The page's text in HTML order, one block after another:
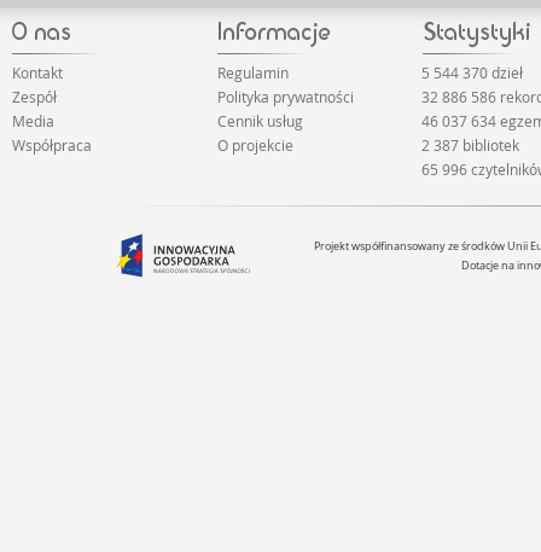
Kontakt
Zespół
Media
Współpraca
Regulamin
Polityka prywatności
Cennik usług
O projekcie
5 544 370 dzieł
32 886 586
46 037 634
2 387 bibliotek
65 996
Projekt współfinansowany ze środków Unii
Dotacje na